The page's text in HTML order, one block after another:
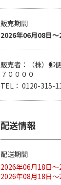
ドジャース 大谷翔
平 日本人最多53試
合連続出塁記念 シ
ル…
販売期間
2026年06月08日
販売者：（株）郵
７００００
TEL： 0120-315-
配送情報
配送期間
2026年06月18日
2026年08月18日